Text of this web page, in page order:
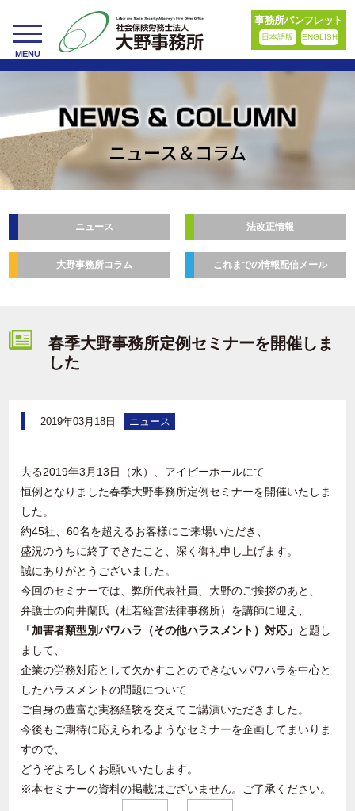
toggle
navigation
MENU
事務所パンフレット
日本語版 ENGLISH
ニュース＆コラム
ニュース 法改正情報
大野事務所コラム これまでの情報配信メール
春季大野事務所定例セミナーを開催しま
した
2019年03月18日 ニュース
去る2019年3月13日（水）、アイビーホールにて
恒例となりました春季大野事務所定例セミナーを開催いたしま
した。
約45社、60名を超えるお客様にご来場いただき、
盛況のうちに終了できたこと、深く御礼申し上げます。
誠にありがとうございました。
今回のセミナーでは、弊所代表社員、大野のご挨拶のあと、
弁護士の向井蘭氏（杜若経営法律事務所）を講師に迎え、
「加害者類型別パワハラ（その他ハラスメント）対応」 と題し
まして、
企業の労務対応として欠かすことのできないパワハラを中心と
したハラスメントの問題について
ご自身の豊富な実務経験を交えてご講演いただきました。
今後もご期待に応えられるようなセミナーを企画してまいりま
すので、
どうぞよろしくお願いいたします。
※本セミナーの資料の掲載はございません。ご了承ください。